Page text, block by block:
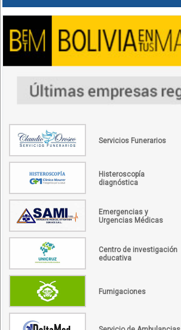
Servicios Funerarios
Histeroscopía
diagnóstica
Emergencias y
Urgencias Médicas
Centro de investigación
educativa
Fumigaciones